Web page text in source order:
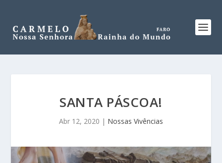
SANTA PÁSCOA!
Abr 12, 2020 | Nossas Vivências